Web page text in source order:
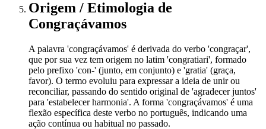
Origem / Etimologia de
Congraçávamos
A palavra 'congraçávamos' é derivada do verbo 'congraçar',
que por sua vez tem origem no latim 'congratiari', formado
pelo prefixo 'con-' (junto, em conjunto) e 'gratia' (graça,
favor). O termo evoluiu para expressar a ideia de unir ou
reconciliar, passando do sentido original de 'agradecer juntos'
para 'estabelecer harmonia'. A forma 'congraçávamos' é uma
flexão específica deste verbo no português, indicando uma
ação contínua ou habitual no passado.